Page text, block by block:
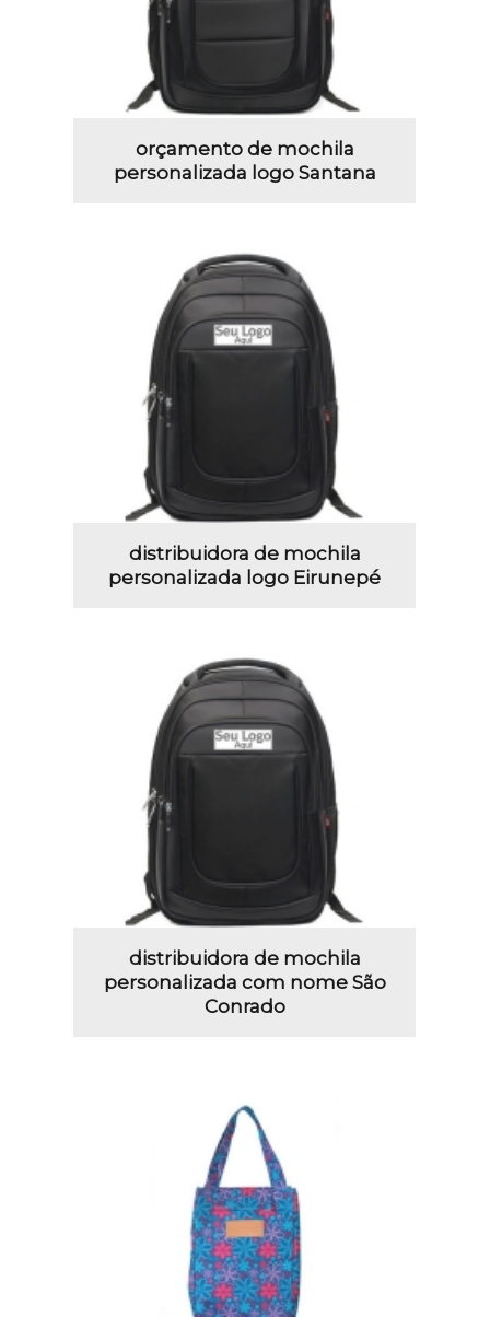
orçamento de mochila
personalizada logo Santana
distribuidora de mochila
personalizada logo Eirunepé
distribuidora de mochila
personalizada com nome São
Conrado